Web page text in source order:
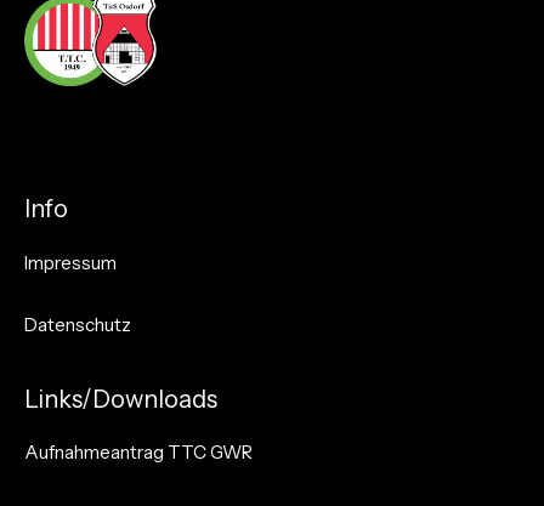
Info
Impressum
Datenschutz
Links/Downloads
Aufnahmeantrag TTC GWR